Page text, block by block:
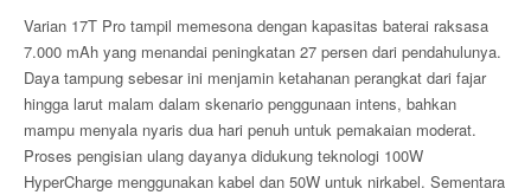
Varian 17T Pro tampil memesona dengan kapasitas baterai raksasa
7.000 mAh yang menandai peningkatan 27 persen dari pendahulunya.
Daya tampung sebesar ini menjamin ketahanan perangkat dari fajar
hingga larut malam dalam skenario penggunaan intens, bahkan
mampu menyala nyaris dua hari penuh untuk pemakaian moderat.
Proses pengisian ulang dayanya didukung teknologi 100W
HyperCharge menggunakan kabel dan 50W untuk nirkabel. Sementara